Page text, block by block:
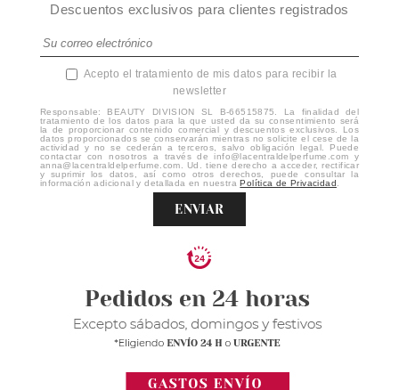
Descuentos exclusivos para clientes registrados
Acepto el tratamiento de mis datos para recibir la
newsletter
Responsable: BEAUTY DIVISION SL B-66515875. La finalidad del
tratamiento de los datos para la que usted da su consentimiento será
la de proporcionar contenido comercial y descuentos exclusivos. Los
datos proporcionados se conservarán mientras no solicite el cese de la
actividad y no se cederán a terceros, salvo obligación legal. Puede
contactar con nosotros a través de info@lacentraldelperfume.com y
anna@lacentraldelperfume.com. Ud. tiene derecho a acceder, rectificar
y suprimir los datos, así como otros derechos, puede consultar la
información adicional y detallada en nuestraPolítica de Privacidad
ENVIAR